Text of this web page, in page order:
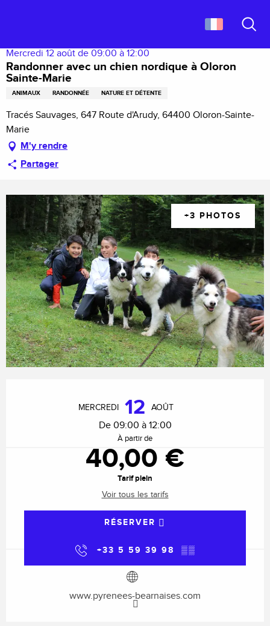
principal
Mercredi 12 août de 09:00 à 12:00
Randonner avec un chien nordique à Oloron
Sainte-Marie
ANIMAUX RANDONNÉE NATURE ET DÉTENTE
Tracés Sauvages, 647 Route d'Arudy, 64400 Oloron-Sainte-
Marie
M'y rendre
Partager
+3 PHOTOS
MERCREDI 12 AOÛT
De 09:00 à 12:00
À partir de
40,00 €
Tarif plein
Voir tous les tarifs
RÉSERVER
+33 5 59 39 98 ▒▒
www.pyrenees-bearnaises.com